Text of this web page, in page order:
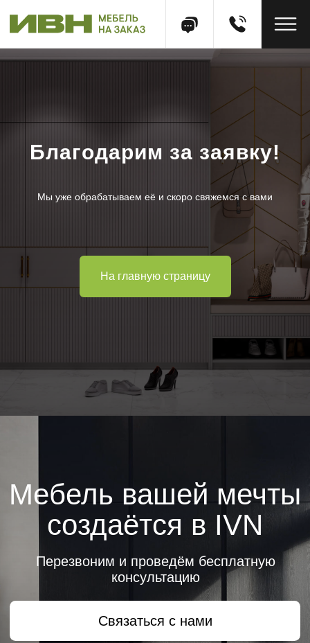
Благодарим за заявку!
Мы уже обрабатываем её и скоро свяжемся с вами
На главную страницу
Мебель вашей мечты
создаётся в IVN
ivn-mebel@mail.ru
+7-495-797-16-60
Перезвоним и проведём бесплатную
Написать нам в Telegram
Политика сбора данных
Написать нам в MAX
Разработка сайта
ИВН МЕБЕЛЬ ©2024. Все права защищены